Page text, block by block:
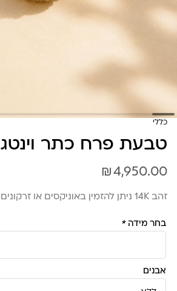
כללי
טבעת פרח כתר וינטג
₪4,950.00
זהב 14K ניתן להזמין באוניקסים או זרקונים
בחר מידה*
אבנים